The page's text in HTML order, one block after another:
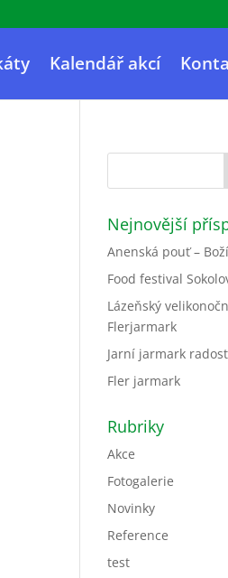
Kalendář akcí
Nejnovější
Anenská pouť –
Food festival
Lázeňský
Flerjarmark
Jarní jarmark
Fler jarmark
Rubriky
Akce
Fotogalerie
Novinky
Reference
test